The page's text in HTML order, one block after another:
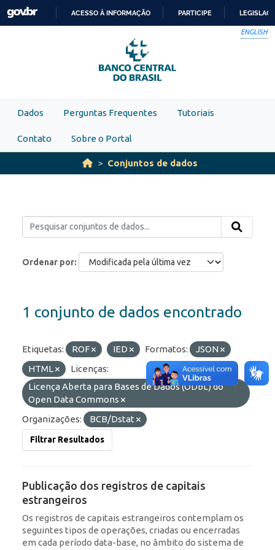
Skip to main content
PARA
O
CONTEÚDO
ACESSO À INFORMAÇÃO PARTICIPE
ENGLISH
Dados Perguntas Frequentes Tutoriais
Contato Sobre o Portal
Conjuntos de dados
Ordenar por
1 conjunto de dados encontrado
Etiquetas: ROF IED Formatos:
JSON
HTML
Licenças:
Licença Aberta para Bases de Dados (ODbL) do
Open Data Commons
Organizações:
BCB/Dstat
Filtrar Resultados
Publicação dos registros de capitais
estrangeiros
Os registros de capitais estrangeiros contemplam os
seguintes tipos de operações, criadas ou encerradas
em cada período data-base, no âmbito do sistema de